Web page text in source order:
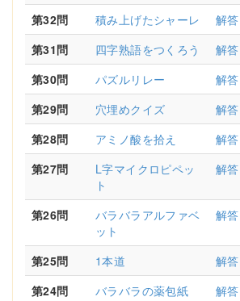
第32問 積み上げたシャーレ
解答
第31問
四字熟語をつくろう
解答
第30問
パズルリレー
解答
第29問
穴埋めクイズ
解答
第28問
アミノ酸を拾え
解答
第27問
L字マイクロピペッ
ト
解答
第26問
バラバラアルファベ
ット
解答
第25問 1本道
解答
第24問
バラバラの薬包紙
解答